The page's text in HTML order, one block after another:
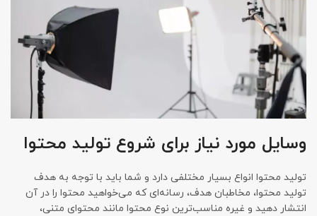
وسایل مورد نیاز برای شروع تولید محتوا
تولید محتوا انواع بسیار مختلفی دارد و شما باید با توجه به هدف
تولید محتوا، مخاطبان هدف، رسانه‌ای که می‌خواهید محتوا را در آن
انتشار دهید و غیره مناسب‌ترین نوع محتوا مانند محتوای متنی،